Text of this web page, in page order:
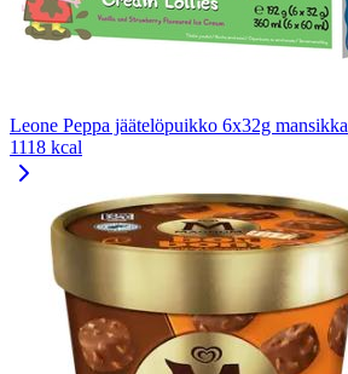
Leone Peppa jäätelöpuikko 6x32g mansikka
1118 kcal